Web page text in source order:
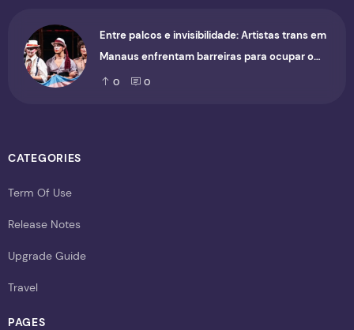
Entre palcos e invisibilidade: Artistas trans em
Manaus enfrentam barreiras para ocupar o
cenário cultural
0 0
CATEGORIES
Term Of Use
Release Notes
Upgrade Guide
Travel
PAGES